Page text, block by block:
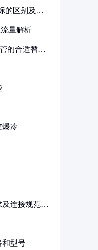
的区别及其
量解析
的合适替代
爆冷
连接规范详
和型号